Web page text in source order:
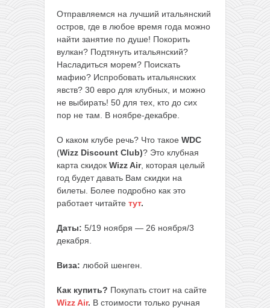
Отправляемся на лучший итальянский
остров, где в любое время года можно
найти занятие по душе! Покорить
вулкан? Подтянуть итальянский?
Насладиться морем? Поискать
мафию? Испробовать итальянских
явств? 30 евро для клубных, и можно
не выбирать! 50 для тех, кто до сих
пор не там. В ноябре-декабре.
О каком клубе речь? Что такое WDC
(Wizz Discount Club)? Это клубная
карта скидок Wizz Air, которая целый
год будет давать Вам скидки на
билеты. Более подробно как это
работает читайте тут.
Даты: 5/19 ноября — 26 ноября/3
декабря.
Виза: любой шенген.
Как купить? Покупать стоит на сайте
Wizz Air. В стоимости только ручная